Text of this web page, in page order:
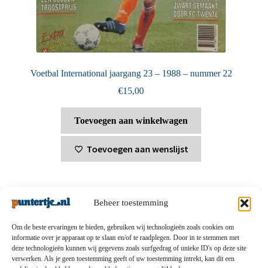
Beheer toestemming
Om de beste ervaringen te bieden, gebruiken wij technologieën zoals cookies om
informatie over je apparaat op te slaan en/of te raadplegen. Door in te stemmen met
deze technologieën kunnen wij gegevens zoals surfgedrag of unieke ID's op deze site
verwerken. Als je geen toestemming geeft of uw toestemming intrekt, kan dit een
Voetbal International jaargang 23 – 1988 – nummer 22
€15,00
Toevoegen aan winkelwagen
Toevoegen aan wenslijst
Privacybeleid-Verzending en retouren-Algemene